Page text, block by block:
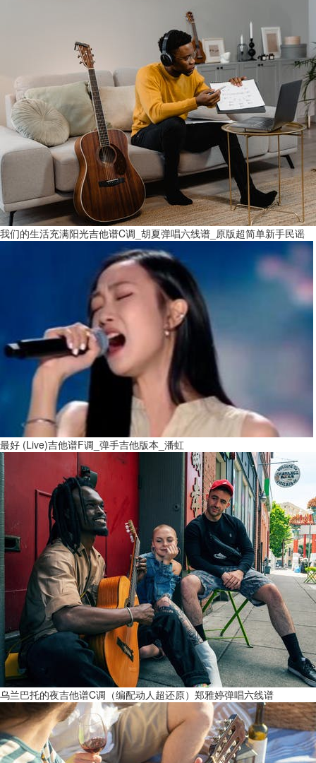
我们的生活充满阳光吉他谱C调_胡夏弹唱六线谱_原版超简单新手民谣
最好 (Live)吉他谱F调_弹手吉他版本_潘虹
乌兰巴托的夜吉他谱C调（编配动人超还原）郑雅婷弹唱六线谱